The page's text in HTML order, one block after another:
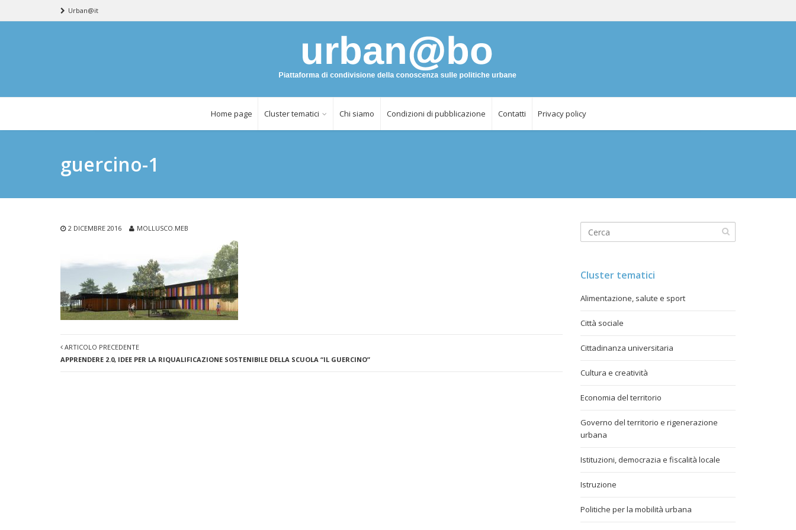
Urban@it
Home page Cluster tematici Chi siamo Condizioni di pubblicazione Contatti Privacy policy
guercino-1
2 DICEMBRE 2016 MOLLUSCO.MEB
ARTICOLO PRECEDENTE
APPRENDERE 2.0, IDEE PER LA RIQUALIFICAZIONE SOSTENIBILE DELLA SCUOLA “IL GUERCINO”
Cluster tematici
Alimentazione, salute e sport
Città sociale
Cittadinanza universitaria
Cultura e creatività
Economia del territorio
Governo del territorio e rigenerazione
urbana
Istituzioni, democrazia e fiscalità locale
Istruzione
Politiche per la mobilità urbana